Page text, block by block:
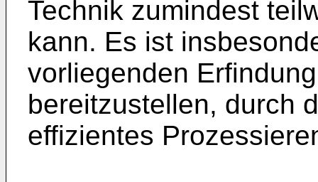
Technik zumindest
kann. Es ist
vorliegenden
bereitzustellen, durch
effizientes